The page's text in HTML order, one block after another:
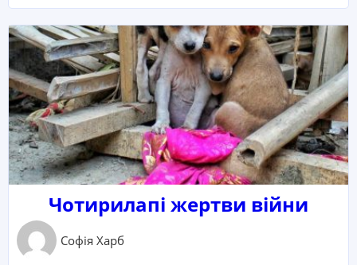
Чотирилапі жертви війни
Софія Харб